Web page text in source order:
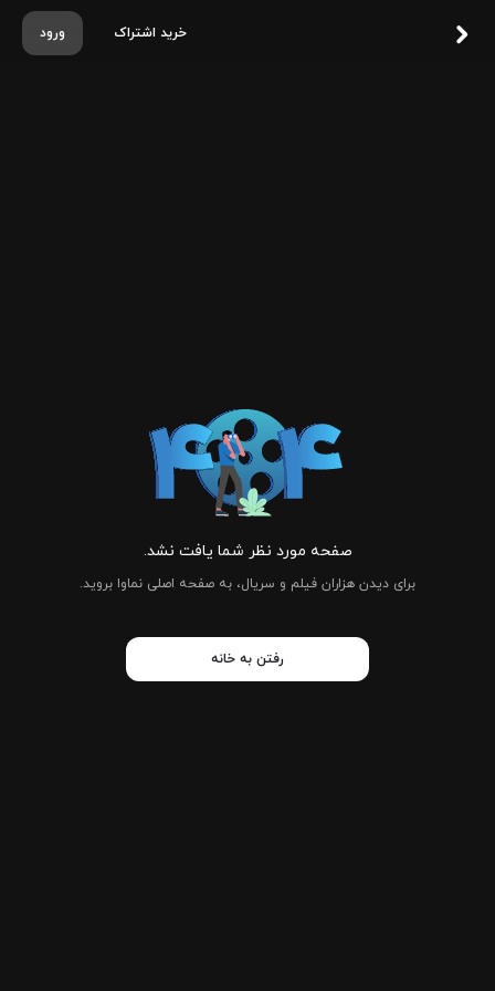
ورود خرید اشتراک
صفحه مورد نظر شما یافت نشد.
برای دیدن هزاران فیلم و سریال، به صفحه اصلی نماوا بروید.
رفتن به خانه